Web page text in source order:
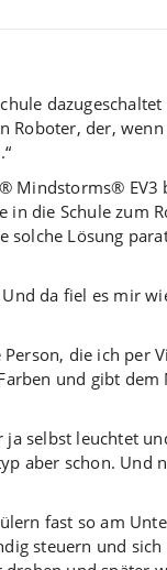
dazugeschaltet
Roboter, der,
Mindstorms® EV3
in die Schule zum
solche Lösung
da fiel es mir
die ich per
und gibt dem
ja selbst leuchtet
aber schon. Und
fast so am
steuern und